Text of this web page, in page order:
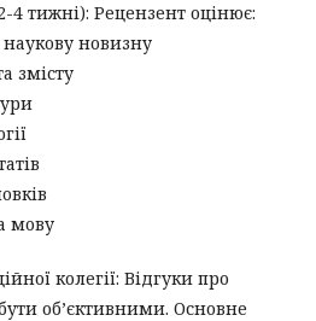
4 тижні): Рецензент оцінює:
новизну
змісту
мову
колегії: Відгуки про
об’єктивними. Основне